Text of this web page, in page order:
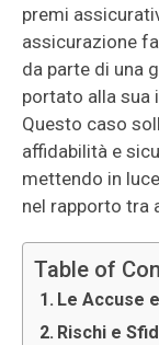
premi
assicurazione
da parte di una
portato alla sua
Questo caso
affidabilità e
mettendo in
nel rapporto tra
Table of
Le Accuse
Rischi e